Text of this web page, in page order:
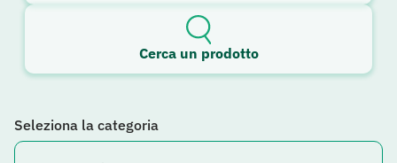
Cerca un prodotto
Seleziona la categoria